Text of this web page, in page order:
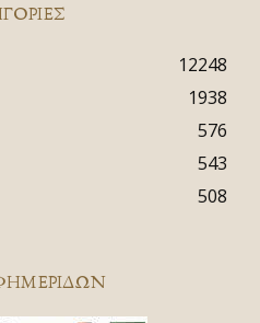
12248
1938
576
543
508